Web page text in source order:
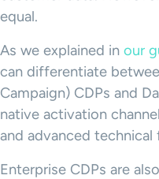
equal.
As we explained in our
can differentiate
Campaign) CDPs and
native activation
and advanced technical
Enterprise CDPs are